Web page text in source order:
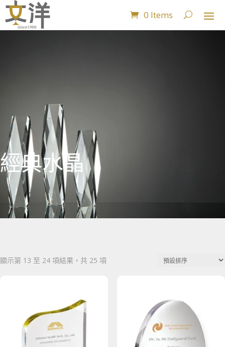
0 Items
經典水晶
顯示第 13 至 24 項結果，共 25 項